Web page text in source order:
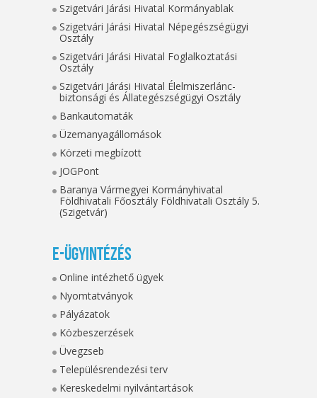
Szigetvári Járási Hivatal Kormányablak
Szigetvári Járási Hivatal Népegészségügyi
Osztály
Szigetvári Járási Hivatal Foglalkoztatási
Osztály
Szigetvári Járási Hivatal Élelmiszerlánc-
biztonsági és Állategészségügyi Osztály
Bankautomaták
Üzemanyagállomások
Körzeti megbízott
JOGPont
Baranya Vármegyei Kormányhivatal
Földhivatali Főosztály Földhivatali Osztály 5.
(Szigetvár)
E-ügyintézés
Online intézhető ügyek
Nyomtatványok
Pályázatok
Közbeszerzések
Üvegzseb
Településrendezési terv
Kereskedelmi nyilvántartások